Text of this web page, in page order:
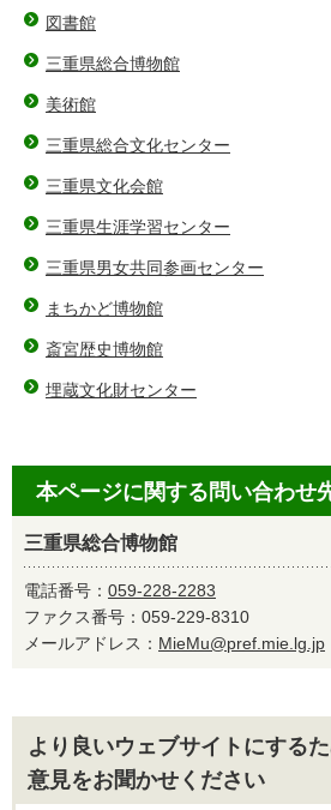
図書館
三重県総合博物館
美術館
三重県総合文化センター
三重県文化会館
三重県生涯学習センター
三重県男女共同参画センター
まちかど博物館
斎宮歴史博物館
埋蔵文化財センター
本ページに関する問い合わせ
三重県総合博物館
電話番号： 059-228-2283
ファクス番号：059-229-8310
メールアドレス： MieMu@pref.mie.lg.jp
より良いウェブサイトにする
意見をお聞かせください